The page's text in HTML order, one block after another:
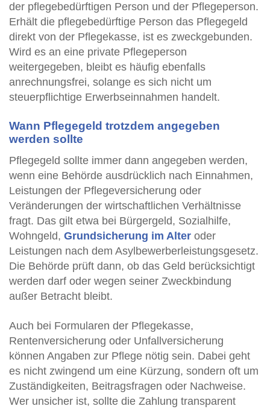
der pflegebedürftigen Person und der Pflegeperson.
Erhält die pflegebedürftige Person das Pflegegeld
direkt von der Pflegekasse, ist es zweckgebunden.
Wird es an eine private Pflegeperson
weitergegeben, bleibt es häufig ebenfalls
anrechnungsfrei, solange es sich nicht um
steuerpflichtige Erwerbseinnahmen handelt.
Wann Pflegegeld trotzdem angegeben
werden sollte
Pflegegeld sollte immer dann angegeben werden,
wenn eine Behörde ausdrücklich nach Einnahmen,
Leistungen der Pflegeversicherung oder
Veränderungen der wirtschaftlichen Verhältnisse
fragt. Das gilt etwa bei Bürgergeld, Sozialhilfe,
Wohngeld, Grundsicherung im Alter oder
Leistungen nach dem Asylbewerberleistungsgesetz.
Die Behörde prüft dann, ob das Geld berücksichtigt
werden darf oder wegen seiner Zweckbindung
außer Betracht bleibt.
Auch bei Formularen der Pflegekasse,
Rentenversicherung oder Unfallversicherung
können Angaben zur Pflege nötig sein. Dabei geht
es nicht zwingend um eine Kürzung, sondern oft um
Zuständigkeiten, Beitragsfragen oder Nachweise.
Wer unsicher ist, sollte die Zahlung transparent